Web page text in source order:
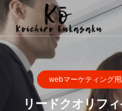
webマーケティング
リードクオリフ